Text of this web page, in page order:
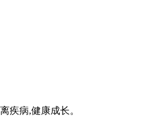
疾病,健康成长。